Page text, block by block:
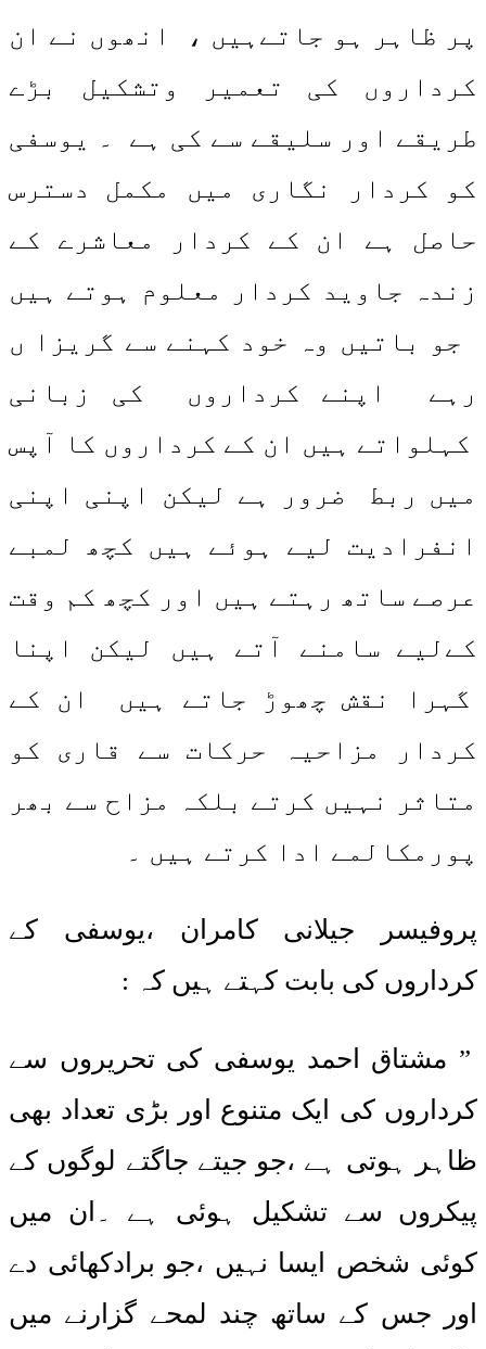
پر ظاہر ہو جاتےہیں ، انھوں نے ان
کرداروں کی تعمیر وتشکیل بڑے
طریقے اور سلیقے سے کی ہے ۔ یوسفی
کو کردار نگاری میں مکمل دسترس
حاصل ہے ان کے کردار معاشرے کے
زندہ جاوید کردار معلوم ہوتے ہیں
جو باتیں وہ خود کہنے سے گریزا ں
رہے اپنے کرداروں کی زبانی
کہلواتے ہیں ان کے کرداروں کا آپس
میں ربط ضرور ہے لیکن اپنی اپنی
انفرادیت لیے ہوئے ہیں کچھ لمبے
عرصے ساتھ رہتے ہیں اور کچھ کم وقت
کےلیے سامنے آتے ہیں لیکن اپنا
گہرا نقش چھوڑ جاتے ہیں ان کے
کردار مزاحیہ حرکات سے قاری کو
متاثر نہیں کرتے بلکہ مزاح سے بھر
پورمکالمے ادا کرتے ہیں ۔
پروفیسر جیلانی کامران ،یوسفی کے
کرداروں کی بابت کہتے ہیں کہ :
” مشتاق احمد یوسفی کی تحریروں سے
کرداروں کی ایک متنوع اور بڑی تعداد بھی
ظاہر ہوتی ہے ،جو جیتے جاگتے لوگوں کے
پیکروں سے تشکیل ہوئی ہے ۔ان میں
کوئی شخص ایسا نہیں ،جو برادکھائی دے
اور جس کے ساتھ چند لمحے گزارنے میں